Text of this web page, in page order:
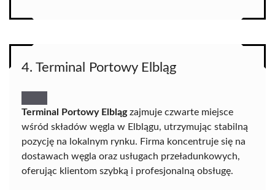
4. Terminal Portowy Elbląg
Terminal Portowy Elblągzajmuje czwarte miejsce
wśród składów węgla w Elblągu, utrzymując stabilną
pozycję na lokalnym rynku. Firma koncentruje się na
dostawach węgla oraz usługach przeładunkowych,
oferując klientom szybką i profesjonalną obsługę.